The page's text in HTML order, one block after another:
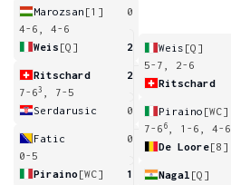
Marozsan [1]
0
4-6, 4-6
Weis [Q] 2
Ritschard
2
7-63
, 7-5
Serdarusic
0
Fatic
0
0-5
Piraino [WC] 1
Weis [Q]
5-7, 2-6
Ritschard
Piraino [WC]
7-6 6
, 1-6, 4-6
De Loore[8]
Nagal [Q]